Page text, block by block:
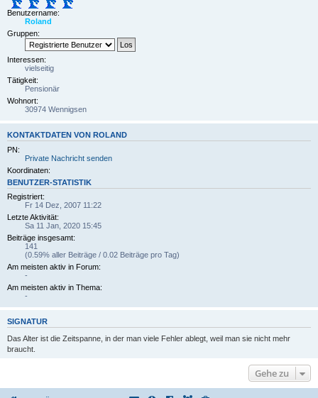
Benutzername:
Roland
Gruppen:
Interessen:
vielseitig
Tätigkeit:
Pensionär
Wohnort:
30974 Wennigsen
KONTAKTDATEN VON ROLAND
PN:
Private Nachricht senden
Koordinaten:
BENUTZER-STATISTIK
Registriert:
Fr 14 Dez, 2007 11:22
Letzte Aktivität:
Sa 11 Jan, 2020 15:45
Beiträge insgesamt:
141
(0.59% aller Beiträge / 0.02 Beiträge pro Tag)
Am meisten aktiv in Forum:
-
Am meisten aktiv in Thema:
-
SIGNATUR
Das Alter ist die Zeitspanne, in der man viele Fehler ablegt, weil man sie nicht mehr
braucht.
Gehe zu